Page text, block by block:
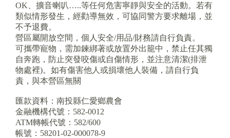
OK、擴音喇叭…..等任何危害寧靜與安全的活動。若有
類似情形發生，經勸導無效，可協同警方要求離場，並
不予退費。
營區屬開放空間，個人安全/用品/財務請自行負責。
可攜帶寵物，需加鍊綁著或放置外出籠中，禁止任其獨
自奔跑，防止突發咬傷或自傷情形，並注意清潔(排泄
物處裡)。如有傷害他人或損壞他人裝備，請自行負
責，與本營區無關
匯款資料：南投縣仁愛鄉農會
金融機構代號：582-0012
ATM轉帳代號：582/600
帳號：58201-02-000078-9